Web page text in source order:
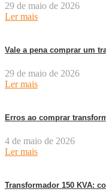
29 de maio de 2026
Ler mais
Vale a pena comprar um
29 de maio de 2026
Ler mais
Erros ao comprar
4 de maio de 2026
Ler mais
Transformador 150 KVA: